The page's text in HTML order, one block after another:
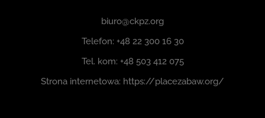
biuro@ckpz.org
Telefon: +48 22 300 16 30
Tel. kom: +48 503 412 075
Strona internetowa: https://placezabaw.org/